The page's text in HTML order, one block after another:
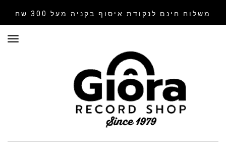
משלוח חינם לנקודת איסוף בקניה מעל 300 שח